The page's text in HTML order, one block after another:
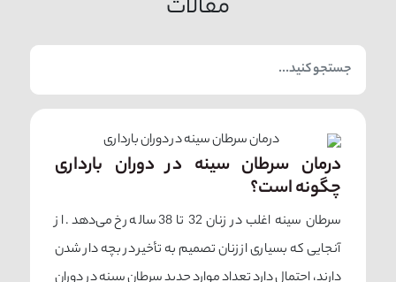
مقالات
درمان سرطان سینه در دوران بارداری
چگونه است؟
سرطان سینه اغلب در زنان 32 تا 38 ساله رخ می‌دهد. از
آنجایی که بسیاری از زنان تصمیم به تأخیر در بچه دار شدن